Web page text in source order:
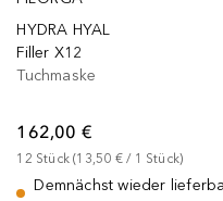
HYDRA HYAL
Filler X12
Tuchmaske
162,00 €
12 Stück (13,50 € / 1 Stück)
Demnächst wieder